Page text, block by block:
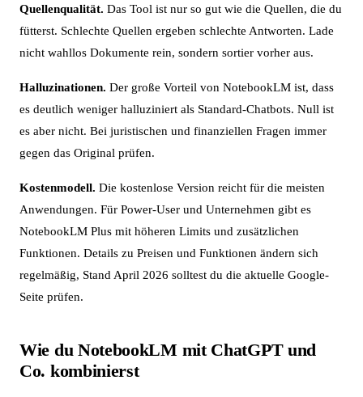
Quellenqualität. Das Tool ist nur so gut wie die Quellen, die du
fütterst. Schlechte Quellen ergeben schlechte Antworten. Lade
nicht wahllos Dokumente rein, sondern sortier vorher aus.
Halluzinationen. Der große Vorteil von NotebookLM ist, dass
es deutlich weniger halluziniert als Standard-Chatbots. Null ist
es aber nicht. Bei juristischen und finanziellen Fragen immer
gegen das Original prüfen.
Kostenmodell. Die kostenlose Version reicht für die meisten
Anwendungen. Für Power-User und Unternehmen gibt es
NotebookLM Plus mit höheren Limits und zusätzlichen
Funktionen. Details zu Preisen und Funktionen ändern sich
regelmäßig, Stand April 2026 solltest du die aktuelle Google-
Seite prüfen.
Wie du NotebookLM mit ChatGPT und
Co. kombinierst